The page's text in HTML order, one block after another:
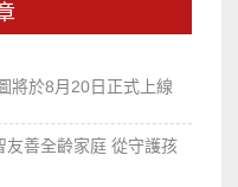
將於8月20日正式上線
友善全齡家庭 從守護孩